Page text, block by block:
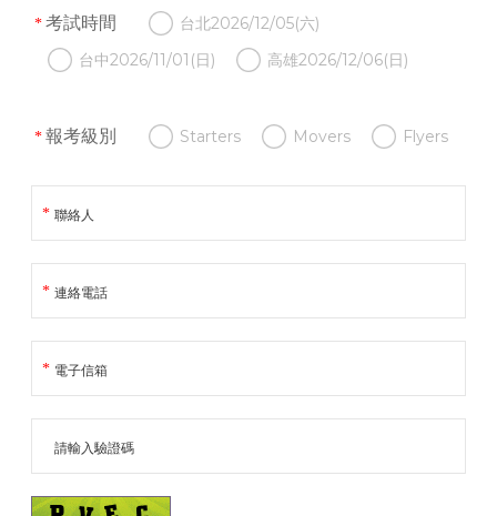
考試時間
台北2026/12/05(六)
台中2026/11/01(日)
高雄2026/12/06(日)
報考級別 Starters Movers Flyers